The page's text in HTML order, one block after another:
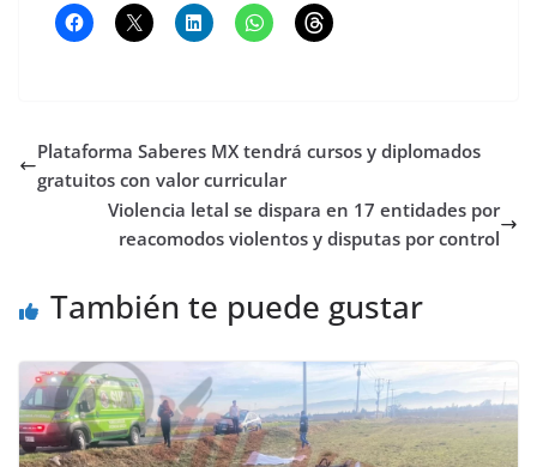
Plataforma Saberes MX tendrá cursos y diplomados
gratuitos con valor curricular
Violencia letal se dispara en 17 entidades por
reacomodos violentos y disputas por control
También te puede gustar